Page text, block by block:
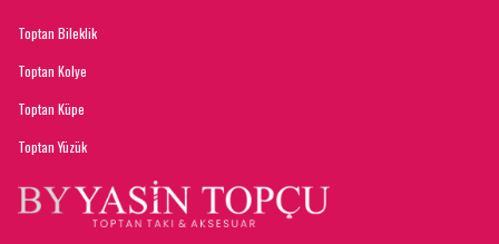
Toptan Bileklik
Toptan Kolye
Toptan Küpe
Toptan Yüzük